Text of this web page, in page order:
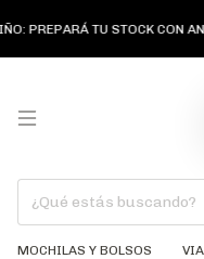
TU STOCK CON
MOCHILAS Y BOLSOS